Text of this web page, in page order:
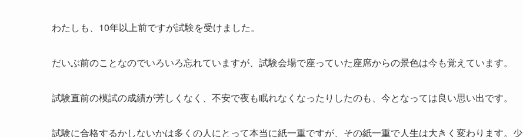
わたしも、10年以上前ですが試験を受けました。
だいぶ前のことなのでいろいろ忘れていますが、試験会場で座っていた座席からの景色は今も覚えています。
試験直前の模試の成績が芳しくなく、不安で夜も眠れなくなったりしたのも、今となっては良い思い出です。
試験に合格するかしないかは多くの人にとって本当に紙一重ですが、その紙一重で人生は大きく変わります。少